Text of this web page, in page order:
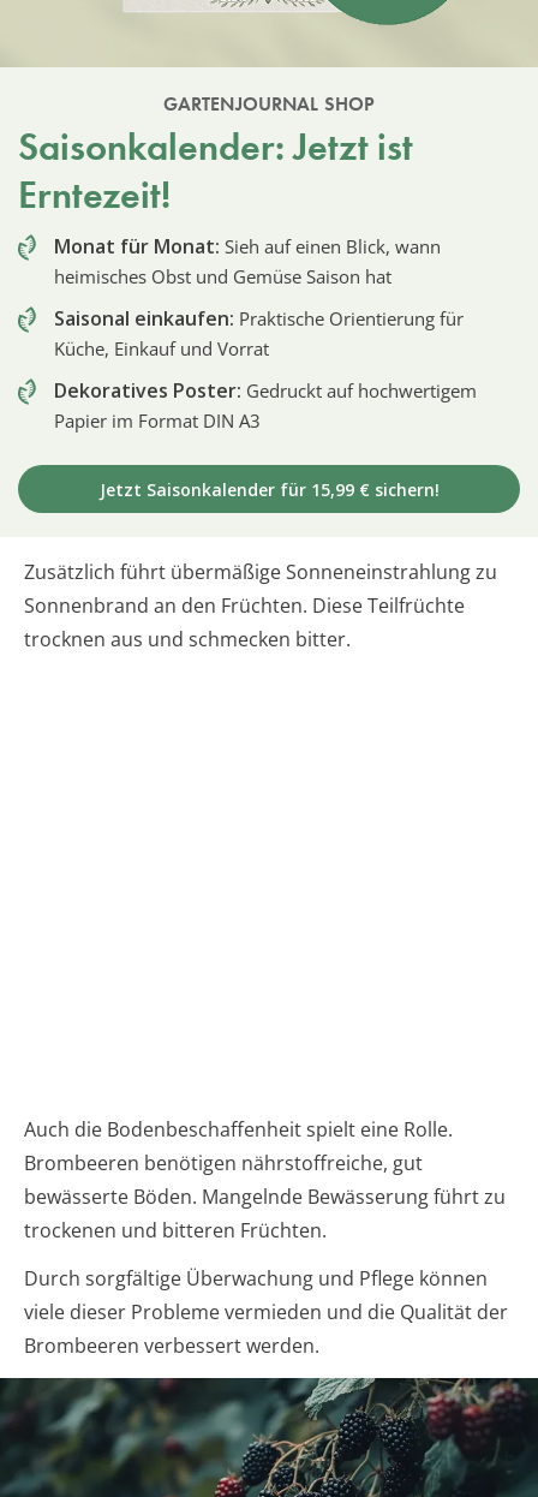
GARTENJOURNAL SHOP
Saisonkalender: Jetzt ist
Erntezeit!
Monat für Monat: Sieh auf einen Blick, wann
heimisches Obst und Gemüse Saison hat
Saisonal einkaufen: Praktische Orientierung für
Küche, Einkauf und Vorrat
Dekoratives Poster: Gedruckt auf hochwertigem
Papier im Format DIN A3
Jetzt Saisonkalender für 15,99 € sichern!
Zusätzlich führt übermäßige Sonneneinstrahlung zu
Sonnenbrand an den Früchten. Diese Teilfrüchte
trocknen aus und schmecken bitter.
Auch die Bodenbeschaffenheit spielt eine Rolle.
Brombeeren benötigen nährstoffreiche, gut
bewässerte Böden. Mangelnde Bewässerung führt zu
trockenen und bitteren Früchten.
Durch sorgfältige Überwachung und Pflege können
viele dieser Probleme vermieden und die Qualität der
Brombeeren verbessert werden.